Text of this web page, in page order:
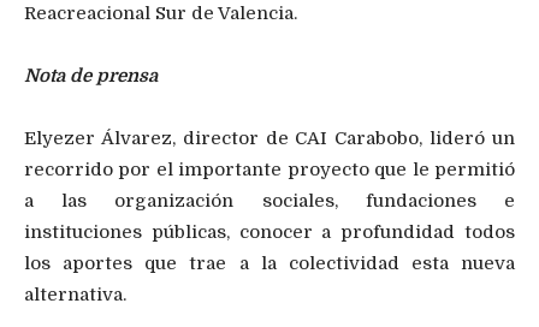
Reacreacional Sur de Valencia.
Nota de prensa
Elyezer Álvarez, director de CAI Carabobo, lideró un
recorrido por el importante proyecto que le permitió
a las organización sociales, fundaciones e
instituciones públicas, conocer a profundidad todos
los aportes que trae a la colectividad esta nueva
alternativa.